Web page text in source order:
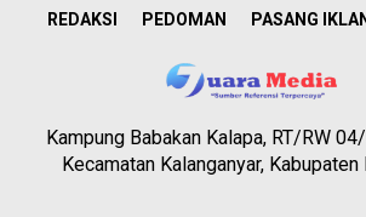
REDAKSI PEDOMAN PASANG IKLAN
Kampung Babakan Kalapa, RT/RW
Kecamatan Kalanganyar,